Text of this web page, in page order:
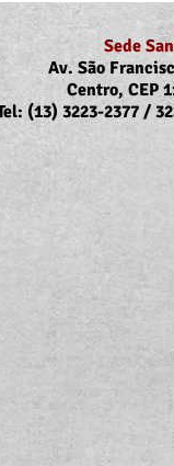
2026
da
saúde
ativos/as e
Sede
Av. São
Centro, CEP
(13) 3223-2377 /